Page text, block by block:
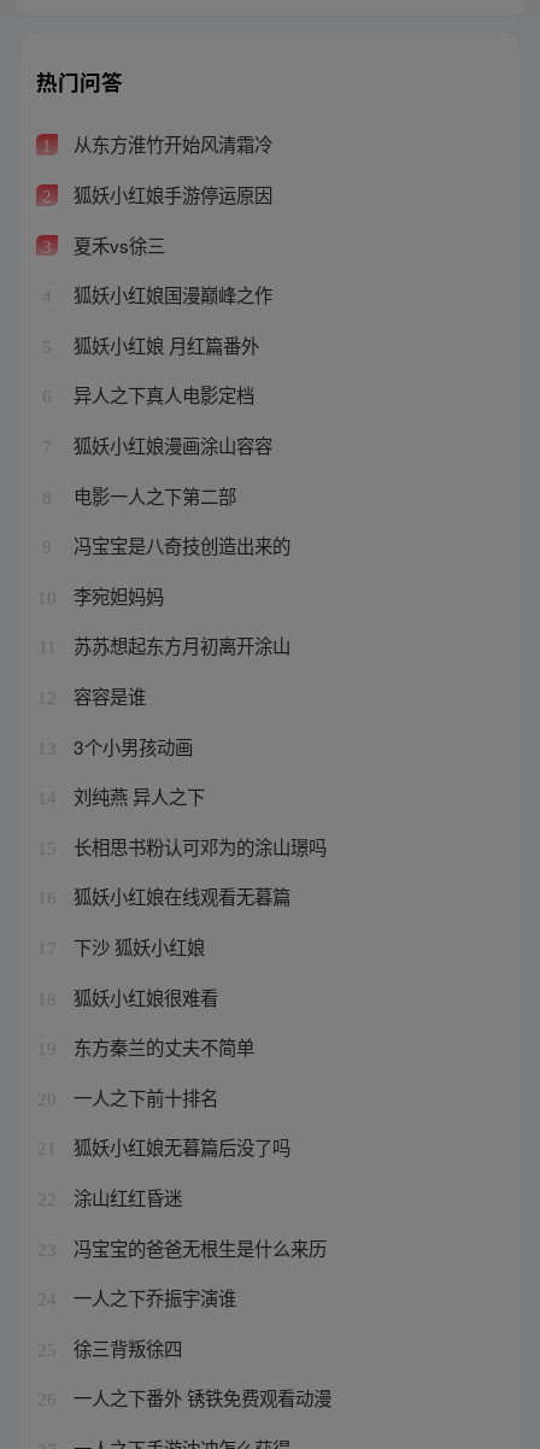
热门问答
1 从东方淮竹开始风清霜冷
2 狐妖小红娘手游停运原因
3 夏禾vs徐三
4 狐妖小红娘国漫巅峰之作
5 狐妖小红娘 月红篇番外
6 异人之下真人电影定档
7 狐妖小红娘漫画涂山容容
8 电影一人之下第二部
9 冯宝宝是八奇技创造出来的
10 李宛妲妈妈
苏苏想起东方月初离开涂山
12 容容是谁
13 3个小男孩动画
14 刘纯燕 异人之下
15 长相思书粉认可邓为的涂山璟吗
16 狐妖小红娘在线观看无暮篇
17 下沙 狐妖小红娘
18 狐妖小红娘很难看
19 东方秦兰的丈夫不简单
20 一人之下前十排名
21 狐妖小红娘无暮篇后没了吗
22 涂山红红昏迷
23 冯宝宝的爸爸无根生是什么来历
24 一人之下乔振宇演谁
25 徐三背叛徐四
26 一人之下番外 锈铁免费观看动漫